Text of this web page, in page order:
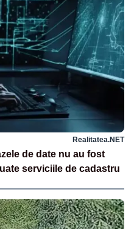
Realitatea.NET
de date nu au fost
serviciile de cadastru